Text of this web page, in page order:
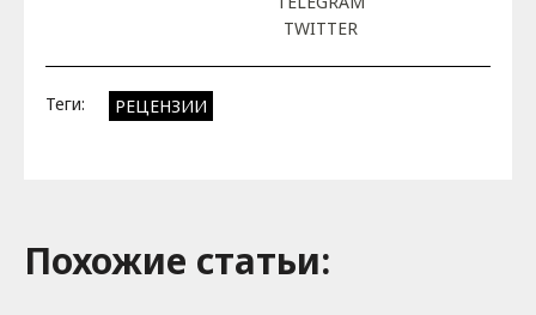
TWITTER
Теги: РЕЦЕНЗИИ
Похожие cтатьи: